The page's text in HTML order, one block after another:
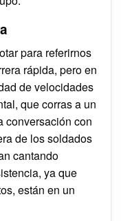
para referirnos
rápida, pero en
de velocidades
que corras a un
conversación con
de los soldados
cantando
ya que
están en un